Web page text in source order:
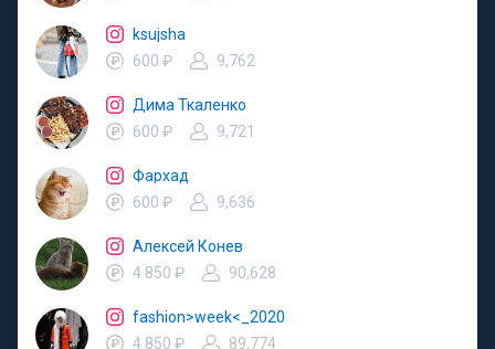
ksujsha
600 ₽
9,762
Дима Ткаленко
600 ₽
9,721
Фархад
600 ₽
9,636
Алексей Конев
4 850 ₽
90,628
fashion>week<_2020
4 850 ₽
89,774